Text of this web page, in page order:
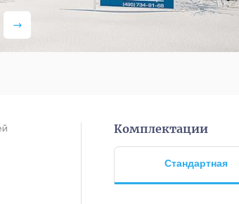
Комплектации
Стандартная